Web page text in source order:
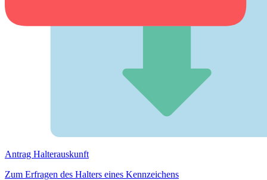
Antrag Halterauskunft
Zum Erfragen des Halters eines Kennzeichens